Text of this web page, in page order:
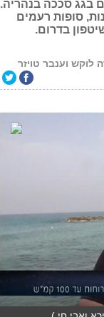
בגג סככה בנהריה.
סופות רעמים
בשיטפון בדרום.
וענבר טויזר